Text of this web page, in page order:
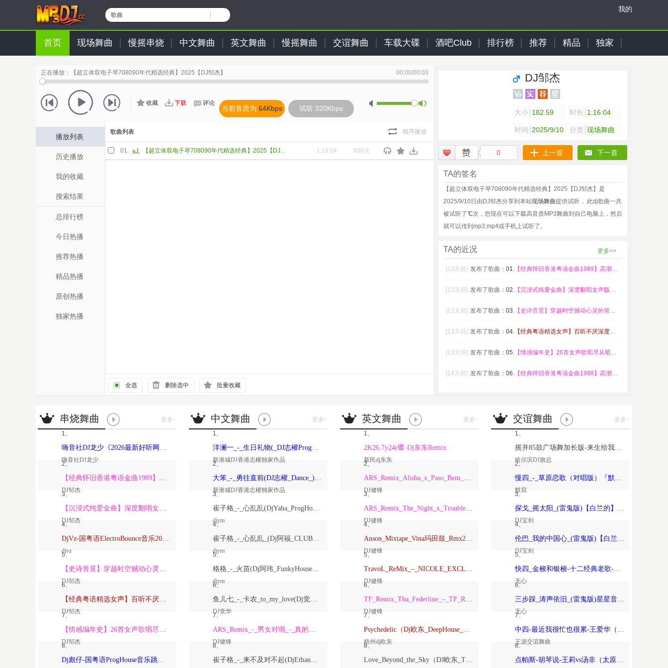
歌曲
我的
首页 现场舞曲 慢摇串烧 中文舞曲 英文舞曲 慢摇舞曲 交谊舞曲 车载大碟 酒吧Club 排行榜 推荐 精品 独家
正在播放： 【超立体双电子琴708090年代精选经典】2025【DJ邹杰】 00:00/00:03
收藏 下载 评论
当前音质为:64Kbps 试听 320Kbps
播放列表
历史播放
我的收藏
搜索结果
总排行榜
今日热播
推荐热播
精品热播
原创热播
独家热播
歌曲列表 顺序播放
01. 【超立体双电子琴708090年代精选经典】2025【DJ邹杰】 1:16:04 830次
全选 删除选中 批量收藏
DJ邹杰
大小 182.59 时长 1:16:04
时间 2025/9/10 分类 现场舞曲
0 上一首 下一首
TA的签名
【超立体双电子琴708090年代精选经典】2025【DJ邹杰】是
2025/9/10日由DJ邹杰分享到本站现场舞曲提供试听， 此dj歌曲一共
被试听了℃次，您现在可以下载高音质MP3舞曲到自己电脑上，然后
就可以传到mp3,mp4或手机上试听了。
TA的近况 更多>>
[13天前] 发布了歌曲： 01. 【经典怀旧香港粤语金曲1989】高潮版【DJ
[13天前] 发布了歌曲： 02. 【沉浸式纯爱金曲】深度翻唱女声版【DJ邹杰】
[13天前] 发布了歌曲： 03. 【史诗音景】穿越时空撼动心灵的管弦乐【DJ邹
[13天前] 发布了歌曲： 04. 【经典粤语精选女声】百听不厌深度翻唱版【DJ
[13天前] 发布了歌曲： 05. 【情感编年史】26首女声歌唱尽从暗恋到放下的
[14天前] 发布了歌曲： 06. 【经典怀旧香港粤语金曲1988】高潮版【DJ
串烧舞曲 更多>
1、
嗨音社DJ龙少《2026最新好听网络伤感歌曲推荐·深爱过的人一生惦记》
嗨音社DJ龙少
2、
【经典怀旧香港粤语金曲1989】高潮版【DJ邹杰】
DJ邹杰
3、
【沉浸式纯爱金曲】深度翻唱女声版【DJ邹杰】_
DJ邹杰
4、
DjVz-国粤语ElectroBounce音乐2026讲不出再见怀旧版蹦迪跳舞大碟
djvz
5、
【史诗音景】穿越时空撼动心灵的管弦乐【DJ邹杰】
DJ邹杰
6、
【经典粤语精选女声】百听不厌深度翻唱版【DJ邹杰】_
DJ邹杰
7、
【情感编年史】26首女声歌唱尽从暗恋到放下的全部【DJ邹杰】
DJ邹杰
8、
Dj彪仔-国粤语ProgHouse音乐跳舞街vs心要让你听见串烧Vol.39
中文舞曲 更多>
1、
洋澜一_-_生日礼物(_DJ志權ProgHouse_)无心睡眠鼓国语女原创Mix
新港城DJ香港志權独家作品
2、
大笨_-_勇往直前(DJ志權_Dance_)粤语男原创Mix
新港城DJ香港志權独家作品
3、
崔子格_-_心乱乱(DjYaha_ProgHouse_Mix国语女)
djym
4、
崔子格_-_心乱乱_(Dj阿福_CLUB_Mix国语女)
djym
5、
格格_-_火苗(Dj阿玮_FunkyHouse_Mix国语女)
djym
6、
鱼儿七_-_卡农_to_my_love(Dj觉华_Electro_Rmx_2026_V2)
DJ觉华
7、
ARS_Remix_-_男女对唱_-_真的爱着你
DJ健锋
8、
崔子格_-_来不及对不起(DjEthan翊轩_Melbourne_Mix国语女)
英文舞曲 更多>
1、
2K26.7y24r碟-Dj东东Remix
新民dj东东
2、
ARS_Remix_Alisha_x_Paso_Bem_Solto_2K25_ft_Daa_LeemingWart_Alexis
DJ健锋
3、
ARS_Remix_The_Night_x_Trouble_Is_A_Friend_x_Forver_Young_2K24…
DJ健锋
4、
Anson_Mixtape_Vina玛田鼓_Rmx2026_150
DJ健锋
5、
TravoL_ReMix_–_NICOLE_EXCLUSIVE_康熙TOYOKI_落泪_TravoL_HarderMix
DJ健锋
6、
TF_Remix_Tha_Federline_–_TF_Remix_DOTARapture_TF_REMIX_2026_VVIP
DJ健锋
7、
Psychedelic（Dj欧东_DeepHouse_2026）
梧州dj欧东
8、
Love_Beyond_the_Sky（DJ欧东_Trance）
交谊舞曲 更多>
1、
摇并85鼓广场舞加长版-来生给我一个家-恰恰恰恰恰【哈尔滨DJ旗总音乐工作室独家制作】
哈尔滨DJ旗总
2、
慢四_-_草原恋歌（对唱版）『默寫制作』
默寫
3、
探戈_摇太阳_(雷鬼版)【白兰的】-宝剑制作
DJ宝剑
4、
伦巴_我的中国心_(雷鬼版)【白兰的】-宝剑制作
DJ宝剑
5、
快四_金梭和银梭-十二经典老歌-无心制作
无心
6、
三步踩_涛声依旧_(雷鬼版)星星音乐屋、晚风音乐屋-无心制作
无心
7、
中四-最近我很忙也很累-王爱华（太原-王源制作）
王源交谊舞曲
8、
点帕斯-胡琴说-王莉vs汤非（太原-王源制作）